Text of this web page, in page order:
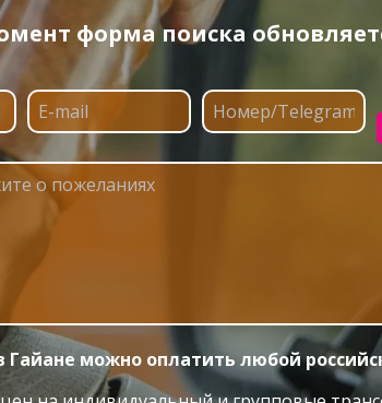
форма поиска
Гайане можно оплатить любой